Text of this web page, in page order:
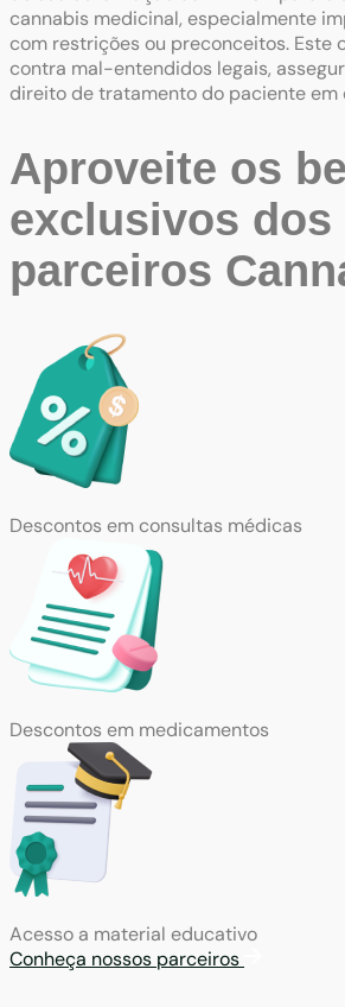
cannabis medicinal, especialmente
com restrições ou preconceitos. Este
contra mal-entendidos legais,
direito de tratamento do paciente em
Aproveite os
exclusivos dos
parceiros
Descontos em consultas médicas
Descontos em medicamentos
Acesso a material educativo
Conheça nossos parceiros